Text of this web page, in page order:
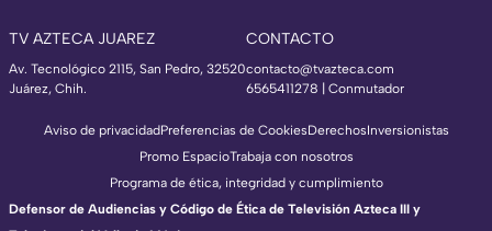
TV AZTECA JUAREZ
Av. Tecnológico 2115, San Pedro, 32520
Juárez, Chih.
CONTACTO
contacto@tvazteca.com
6565411278 | Conmutador
Aviso de privacidadPreferencias de CookiesDerechosInversionistas
Promo EspacioTrabaja con nosotros
Programa de ética, integridad y cumplimiento
Defensor de Audiencias y Código de Ética de Televisión Azteca III y